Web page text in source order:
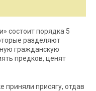
состоит порядка 5
разделяют
гражданскую
предков, ценят
приняли присягу, отдав